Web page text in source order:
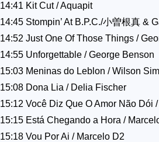
14:41 Kit Cut / Aquapit
14:45 Stompin’ At B.P.C./小曽根真 &
14:52 Just One Of Those Things /
14:55 Unforgettable / George Benson
15:03 Meninas do Leblon / Wilson
15:08 Dona Lia / Delia Fischer
15:12 Você Diz Que O Amor Não Dói
15:15 Está Chegando a Hora /
15:18 Vou Por Ai / Marcelo D2